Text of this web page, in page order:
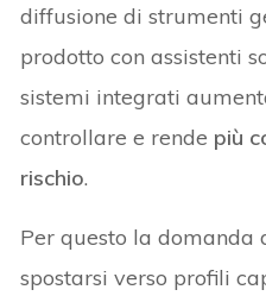
diffusione di strumenti
prodotto con assistenti
sistemi integrati
controllare e rende più
rischio.
Per questo la domanda
spostarsi verso profili